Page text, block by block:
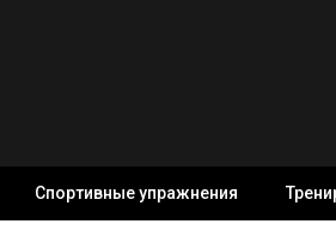
Спортивные упражнения